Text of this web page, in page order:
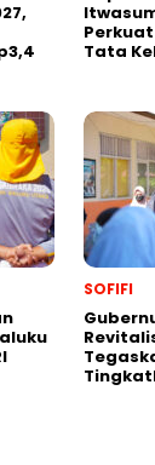
Tata
SOFIFI